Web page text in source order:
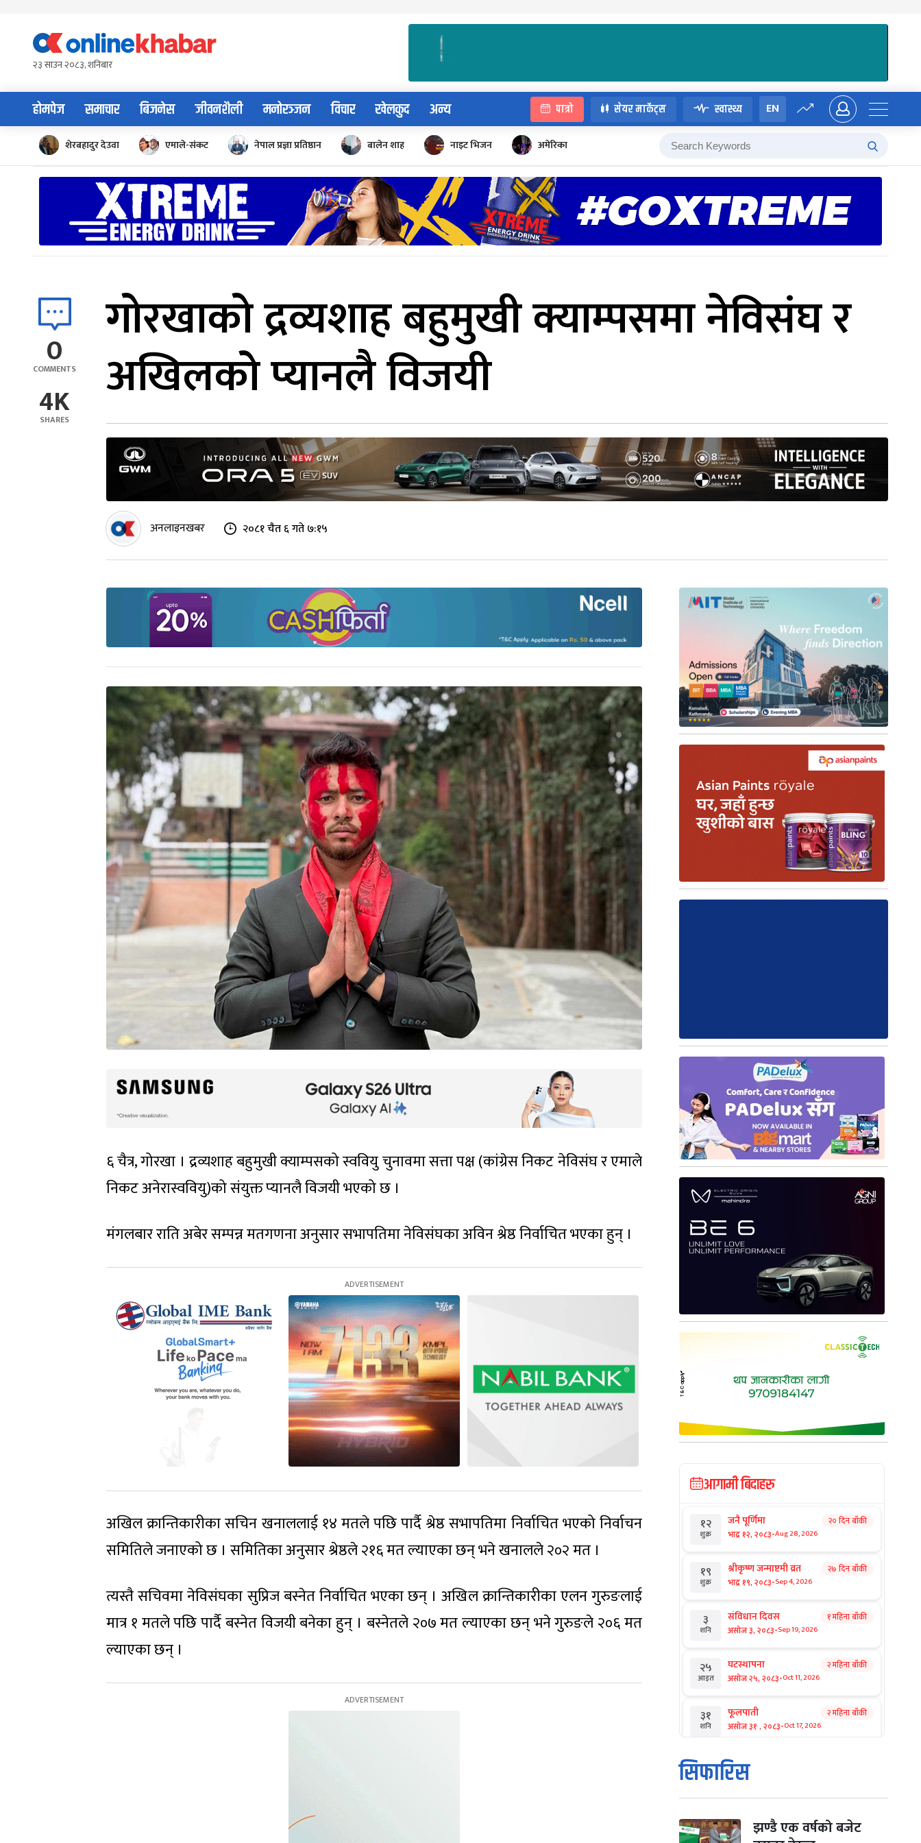
content२३ साउन २०८३, शनिबार
होमपेज समाचार बिजनेस जीवनशैली मनोरञ्जन विचार खेलकुद अन्य पात्रो सेयर मार्केट्स स्वास्थ्य EN
शेरबहादुर देउवा एमाले-संकट नेपाल प्रज्ञा प्रतिष्ठान बालेन शाह नाइट भिजन अमेरिका
0
COMMENTS
4K
SHARES
गोरखाको द्रव्यशाह बहुमुखी क्याम्पसमा नेविसंघ र
अखिलको प्यानलै विजयी
अनलाइनखबर २०८१ चैत ६ गते ७:१५
६ चैत्र, गोरखा । द्रव्यशाह बहुमुखी क्याम्पसको स्ववियु चुनावमा सत्ता पक्ष (कांग्रेस निकट नेविसंघ र एमाले
निकट अनेरास्ववियु)को संयुक्त प्यानलै विजयी भएको छ ।
मंगलबार राति अबेर सम्पन्न मतगणना अनुसार सभापतिमा नेविसंघका अविन श्रेष्ठ निर्वाचित भएका हुन् ।
अखिल क्रान्तिकारीका सचिन खनाललाई १४ मतले पछि पार्दै श्रेष्ठ सभापतिमा निर्वाचित भएको निर्वाचन
समितिले जनाएको छ । समितिका अनुसार श्रेष्ठले २१६ मत ल्याएका छन् भने खनालले २०२ मत ।
त्यस्तै सचिवमा नेविसंघका सुप्रिज बस्नेत निर्वाचित भएका छन् । अखिल क्रान्तिकारीका एलन गुरुङलाई
मात्र १ मतले पछि पार्दै बस्नेत विजयी बनेका हुन् । बस्नेतले २०७ मत ल्याएका छन् भने गुरुङले २०६ मत
ल्याएका छन् ।
आगामी बिदाहरु
१२
शुक्र
जनै पूर्णिमा
भाद्र १२, २०८३-Aug 28, 2026
२० दिन बाँकी
१९
शुक्र
श्रीकृष्ण जन्माष्टमी व्रत
भाद्र १९, २०८३-Sep 4, 2026
२७ दिन बाँकी
३
शनि
संविधान दिवस
असोज ३, २०८३-Sep 19, 2026
१ महिना बाँकी
२५
आइत
घटस्थापना
असोज २५, २०८३-Oct 11, 2026
२ महिना बाँकी
३१
शनि
फूलपाती
असोज ३१ , २०८३-Oct 17, 2026
२ महिना बाँकी
१
आइत
कार्तिक सङ्क्रान्ति
कार्तिक १, २०८३
मंगल कार्तिक ३, २०८३ -Oct 20, 2026
सिफारिस
झण्डै एक वर्षको बजेट